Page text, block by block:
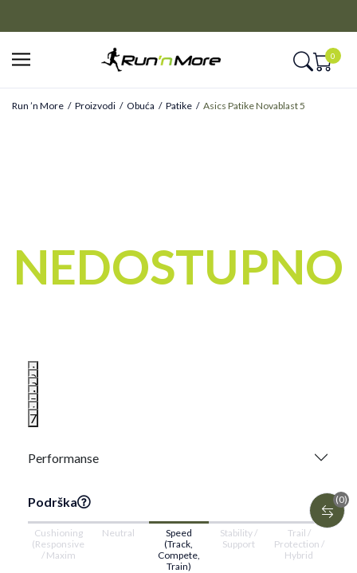
0
Run ’n More Proizvodi Obuća Patike Asics Patike Novablast 5
(0)
1
2
3
4
5
6
7
NEDOSTUPNO
Performanse
Podrška
Cushioning
(Responsive
/ Maxim
Neutral
Speed
(Track,
Compete,
Train)
Stability /
Support
Trail /
Protection /
Hybrid